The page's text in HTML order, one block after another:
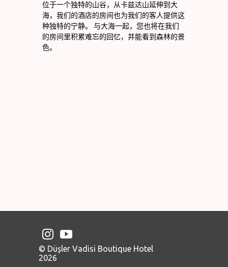
位于一个独特的山谷，从卡兹达山延伸到大
海，我们的酒店的房间也为我们的客人提供这
种独特的宁静。 与大海一起，您也将在我们
的房间里积累难忘的回忆，并能看到森林的景
色。
© Düşler Vadisi Boutique Hotel
2026